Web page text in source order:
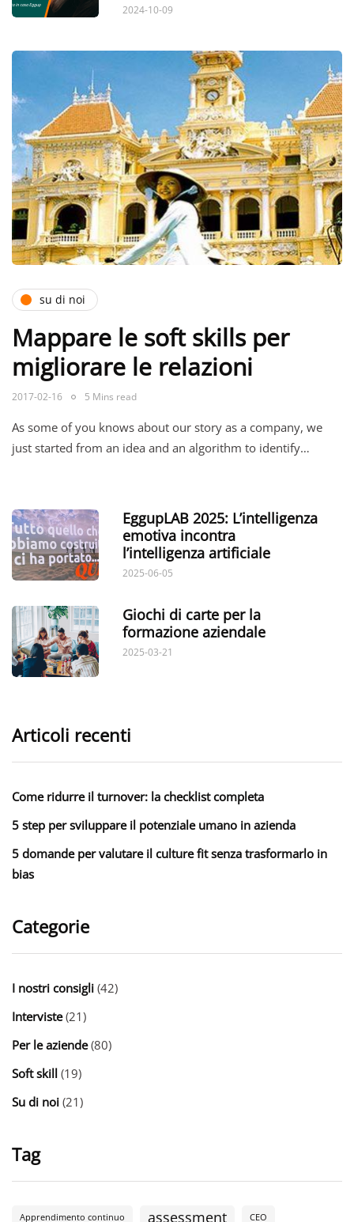
2024-10-09
su di noi
Mappare le soft skills per
migliorare le relazioni
2017-02-16 5 Mins read
As some of you knows about our story as a company, we
just started from an idea and an algorithm to identify…
EggupLAB 2025: L’intelligenza
emotiva incontra
l’intelligenza artificiale
2025-06-05
Giochi di carte per la
formazione aziendale
2025-03-21
Articoli recenti
Come ridurre il turnover: la checklist completa
5 step per sviluppare il potenziale umano in azienda
5 domande per valutare il culture fit senza trasformarlo in
bias
Categorie
I nostri consigli (42)
Interviste(21)
Per le aziende(80)
Soft skill (19)
Su di noi (21)
Tag
Apprendimento continuo assessment CEO